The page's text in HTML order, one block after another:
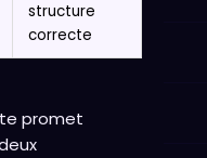
structure
correcte
promet